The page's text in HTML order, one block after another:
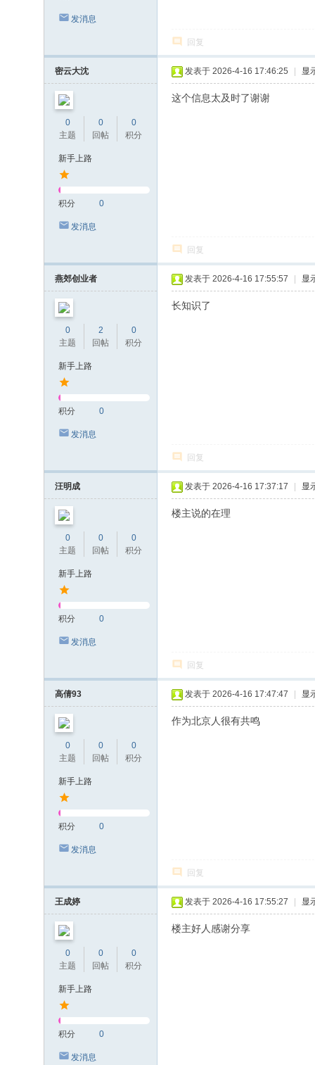
发消息
回复
密云大沈
0
主题
0
回帖
0
积分
新手上路
积分 0
发消息
发表于 2026-4-16 17:46:25 显
这个信息太及时了谢谢
回复
燕郊创业者
0
主题
2
回帖
0
积分
新手上路
积分 0
发消息
发表于 2026-4-16 17:55:57 显
长知识了
回复
汪明成
0
主题
0
回帖
0
积分
新手上路
积分 0
发消息
发表于 2026-4-16 17:37:17 显
楼主说的在理
回复
高倩93
0
主题
0
回帖
0
积分
新手上路
积分 0
发消息
发表于 2026-4-16 17:47:47 显
作为北京人很有共鸣
回复
王成婷
0
主题
0
回帖
0
积分
新手上路
积分 0
发消息
发表于 2026-4-16 17:55:27 显
楼主好人感谢分享